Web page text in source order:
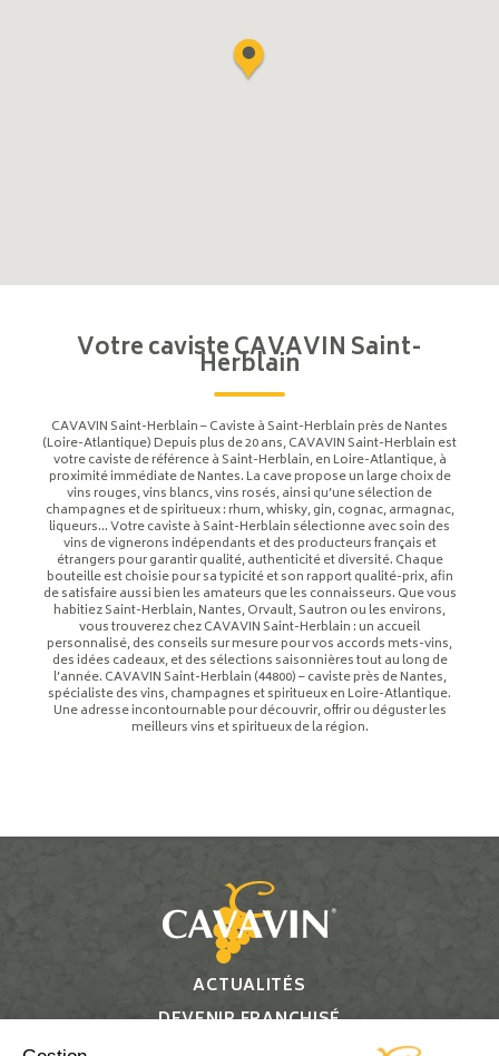
Votre caviste CAVAVIN Saint-
Herblain
CAVAVIN Saint-Herblain – Caviste à Saint-Herblain près de Nantes
(Loire-Atlantique) Depuis plus de 20 ans, CAVAVIN Saint-Herblain est
votre caviste de référence à Saint-Herblain, en Loire-Atlantique, à
proximité immédiate de Nantes. La cave propose un large choix de
vins rouges, vins blancs, vins rosés, ainsi qu’une sélection de
champagnes et de spiritueux : rhum, whisky, gin, cognac, armagnac,
liqueurs… Votre caviste à Saint-Herblain sélectionne avec soin des
vins de vignerons indépendants et des producteurs français et
étrangers pour garantir qualité, authenticité et diversité. Chaque
bouteille est choisie pour sa typicité et son rapport qualité-prix, afin
de satisfaire aussi bien les amateurs que les connaisseurs. Que vous
habitiez Saint-Herblain, Nantes, Orvault, Sautron ou les environs,
vous trouverez chez CAVAVIN Saint-Herblain : un accueil
personnalisé, des conseils sur mesure pour vos accords mets-vins,
des idées cadeaux, et des sélections saisonnières tout au long de
l’année. CAVAVIN Saint-Herblain (44800) – caviste près de Nantes,
spécialiste des vins, champagnes et spiritueux en Loire-Atlantique.
Une adresse incontournable pour découvrir, offrir ou déguster les
meilleurs vins et spiritueux de la région.
ACTUALITÉS
DEVENIR FRANCHISÉ